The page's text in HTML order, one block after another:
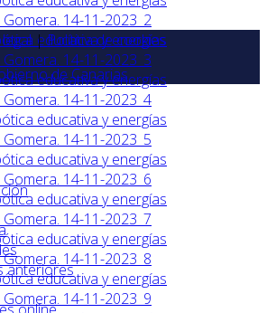
|Política de cookies
de Canarias
anteriores